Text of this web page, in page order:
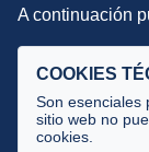
Selecciones
Tecnificación
JUECES Y
A continuación
COOKIES
Son esenciales
sitio web no
cookies.